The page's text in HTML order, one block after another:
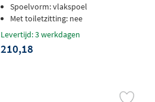
Spoelvorm: vlakspoel
Met toiletzitting: nee
Levertijd: 3 werkdagen
210,18